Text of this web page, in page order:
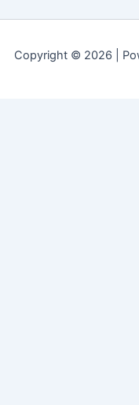
Copyright © 2026 |